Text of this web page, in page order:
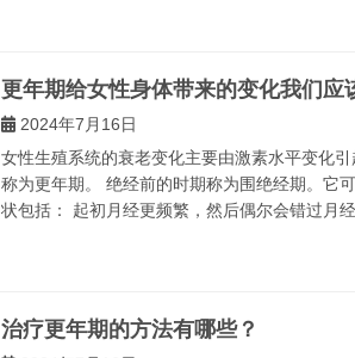
更年期给女性身体带来的变化我们应
2024年7月16日
女性生殖系统的衰老变化主要由激素水平变化
称为更年期。 绝经前的时期称为围绝经期。它
状包括： 起初月经更频繁，然后偶尔会错过月经
治疗更年期的方法有哪些？